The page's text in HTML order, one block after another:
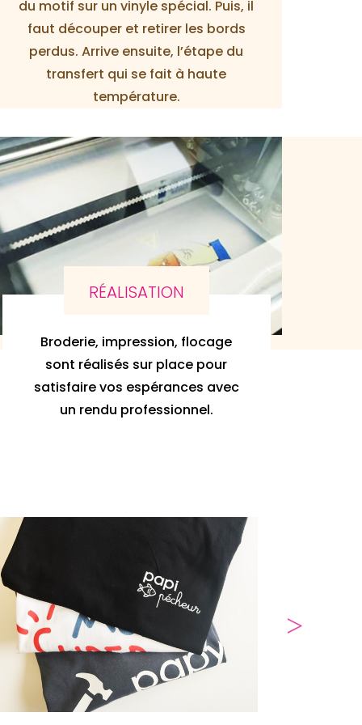
du motif sur un vinyle spécial. Puis, il
faut découper et retirer les bords
perdus. Arrive ensuite, l’étape du
transfert qui se fait à haute
température.
RÉALISATION
Broderie, impression, flocage
sont réalisés sur place pour
satisfaire vos espérances avec
un rendu professionnel.